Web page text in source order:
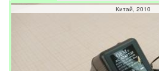
Китай 2010